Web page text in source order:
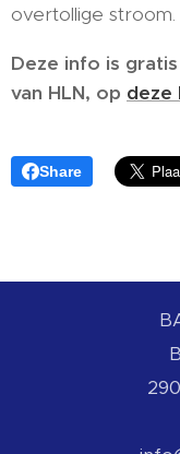
overtollige stroom.
Deze info is
van HLN, op deze
Share